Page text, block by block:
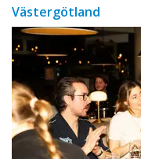
Västergötland